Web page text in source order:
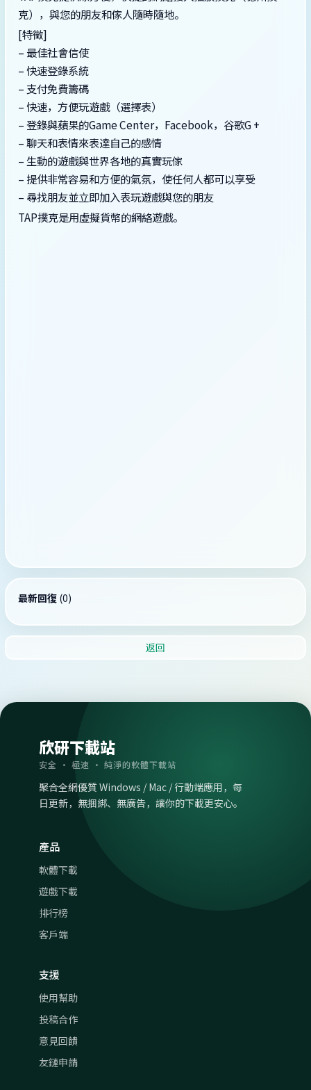
克），與您的朋友和傢人隨時隨地。
[特徵]
– 最佳社會信使
– 快速登錄系統
– 支付免費籌碼
– 快速，方便玩遊戲（選擇表）
– 登錄與蘋果的Game Center，Facebook，谷歌G +
– 聊天和表情來表達自己的感情
– 生動的遊戲與世界各地的真實玩傢
– 提供非常容易和方便的氣氛，使任何人都可以享受
– 尋找朋友並立即加入表玩遊戲與您的朋友
TAP撲克是用虛擬貨幣的網絡遊戲。
最新回復 (0)
返回
欣研下載站
安全 · 極速 · 純淨的軟體下載站
聚合全網優質 Windows / Mac / 行動端應用，每
日更新，無捆綁、無廣告，讓你的下載更安心。
產品
軟體下載
遊戲下載
排行榜
客戶端
支援
使用幫助
投稿合作
意見回饋
友鏈申請